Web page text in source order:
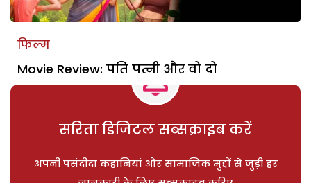
फिल्म
Movie Review: पति पत्नी और वो दो
सरिता डिजिटल सब्सक्राइब करें
अपनी पसंदीदा कहानियां और सामाजिक मुद्दों से जुड़ी हर